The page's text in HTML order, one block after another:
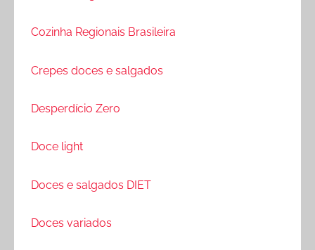
Cozinha Regionais Brasileira
Crepes doces e salgados
Desperdício Zero
Doce light
Doces e salgados DIET
Doces variados